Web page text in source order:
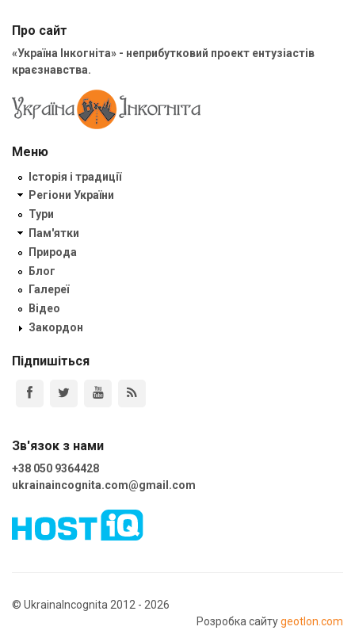
Про сайт
«Україна Інкогніта» - неприбутковий проект ентузіастів
краєзнавства.
Меню
Історія і традиції
Регіони України
Тури
Пам'ятки
Природа
Блог
Галереї
Відео
Закордон
Підпишіться
Зв'язок з нами
+38 050 9364428
ukrainaincognita.com@gmail.com
© UkrainaIncognita 2012 - 2026
Розробка сайтуgeotlon.com